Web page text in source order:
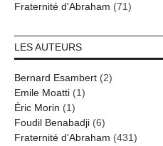
Fraternité d'Abraham (71)
LES AUTEURS
Bernard Esambert (2)
Emile Moatti (1)
Éric Morin (1)
Foudil Benabadji (6)
Fraternité d'Abraham (431)